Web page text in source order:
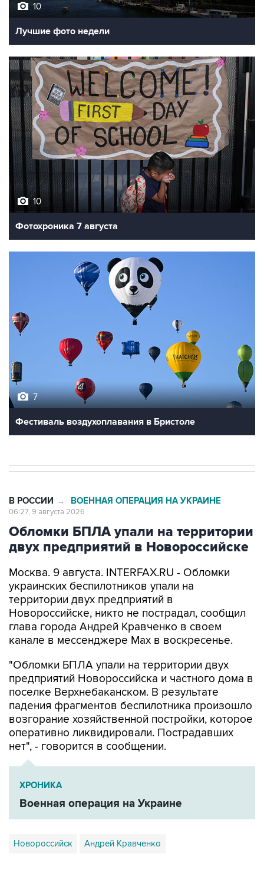
10
Лучшие фото недели
10
Фотохроника 7 августа
7
Фестиваль воздухоплавания в Бристоле
В РОССИИ → ВОЕННАЯ ОПЕРАЦИЯ НА УКРАИНЕ
06:27, 9 августа 2026
Обломки БПЛА упали на территории
двух предприятий в Новороссийске
Москва. 9 августа. INTERFAX.RU - Обломки
украинских беспилотников упали на
территории двух предприятий в
Новороссийске, никто не пострадал, сообщил
глава города Андрей Кравченко в своем
канале в мессенджере Max в воскресенье.
"Обломки БПЛА упали на территории двух
предприятий Новороссийска и частного дома в
поселке Верхнебаканском. В результате
падения фрагментов беспилотника произошло
возгорание хозяйственной постройки, которое
оперативно ликвидировали. Пострадавших
нет", - говорится в сообщении.
ХРОНИКА
Военная операция на Украине
Новороссийск Андрей Кравченко